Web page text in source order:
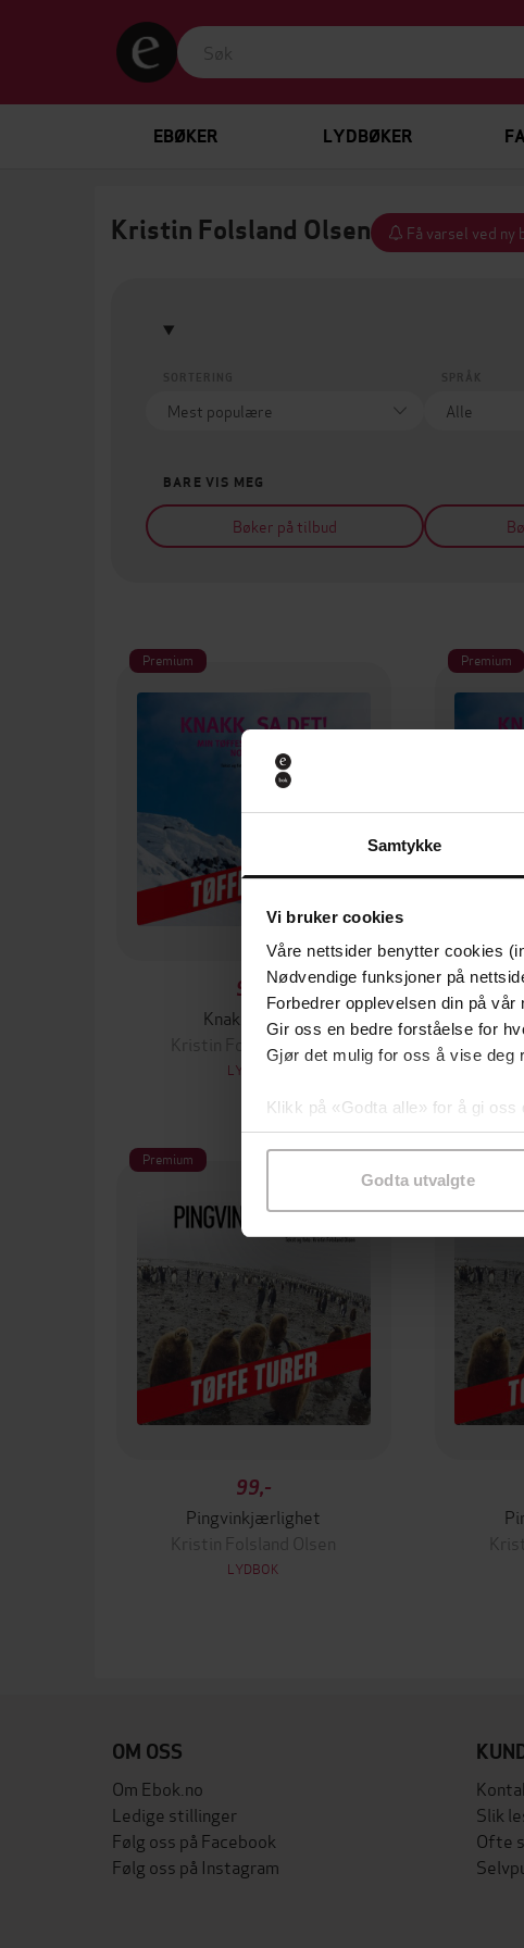
Samtykke
Vi bruker cookies
Våre nettsider benytter cookies
Nødvendige funksjoner på
Forbedrer opplevelsen din på vår
Gir oss en bedre forståelse for
Gjør det mulig for oss å vise deg
Klikk på «Godta alle» for å gi
samtykke til spesifikke formål
Godta utvalgte
EBØKER LYDBØKER
Kristin Folsland Olsen Få varsel ved
BARE VIS MEG
Bøker på tilbud
Premium
99,-
Knakk sa det!
Kristin Folsland Olsen
LYDBOK
Premium
Premium
99,-
Pingvinkjærlighet
Kristin Folsland Olsen
LYDBOK
OM OSS
Om Ebok.no
Ledige stillinger
Følg oss på Facebook
Følg oss på Instagram
Slik
Ofte